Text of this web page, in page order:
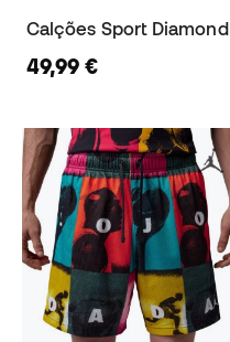
Calções Sport Diamond
49,99 €